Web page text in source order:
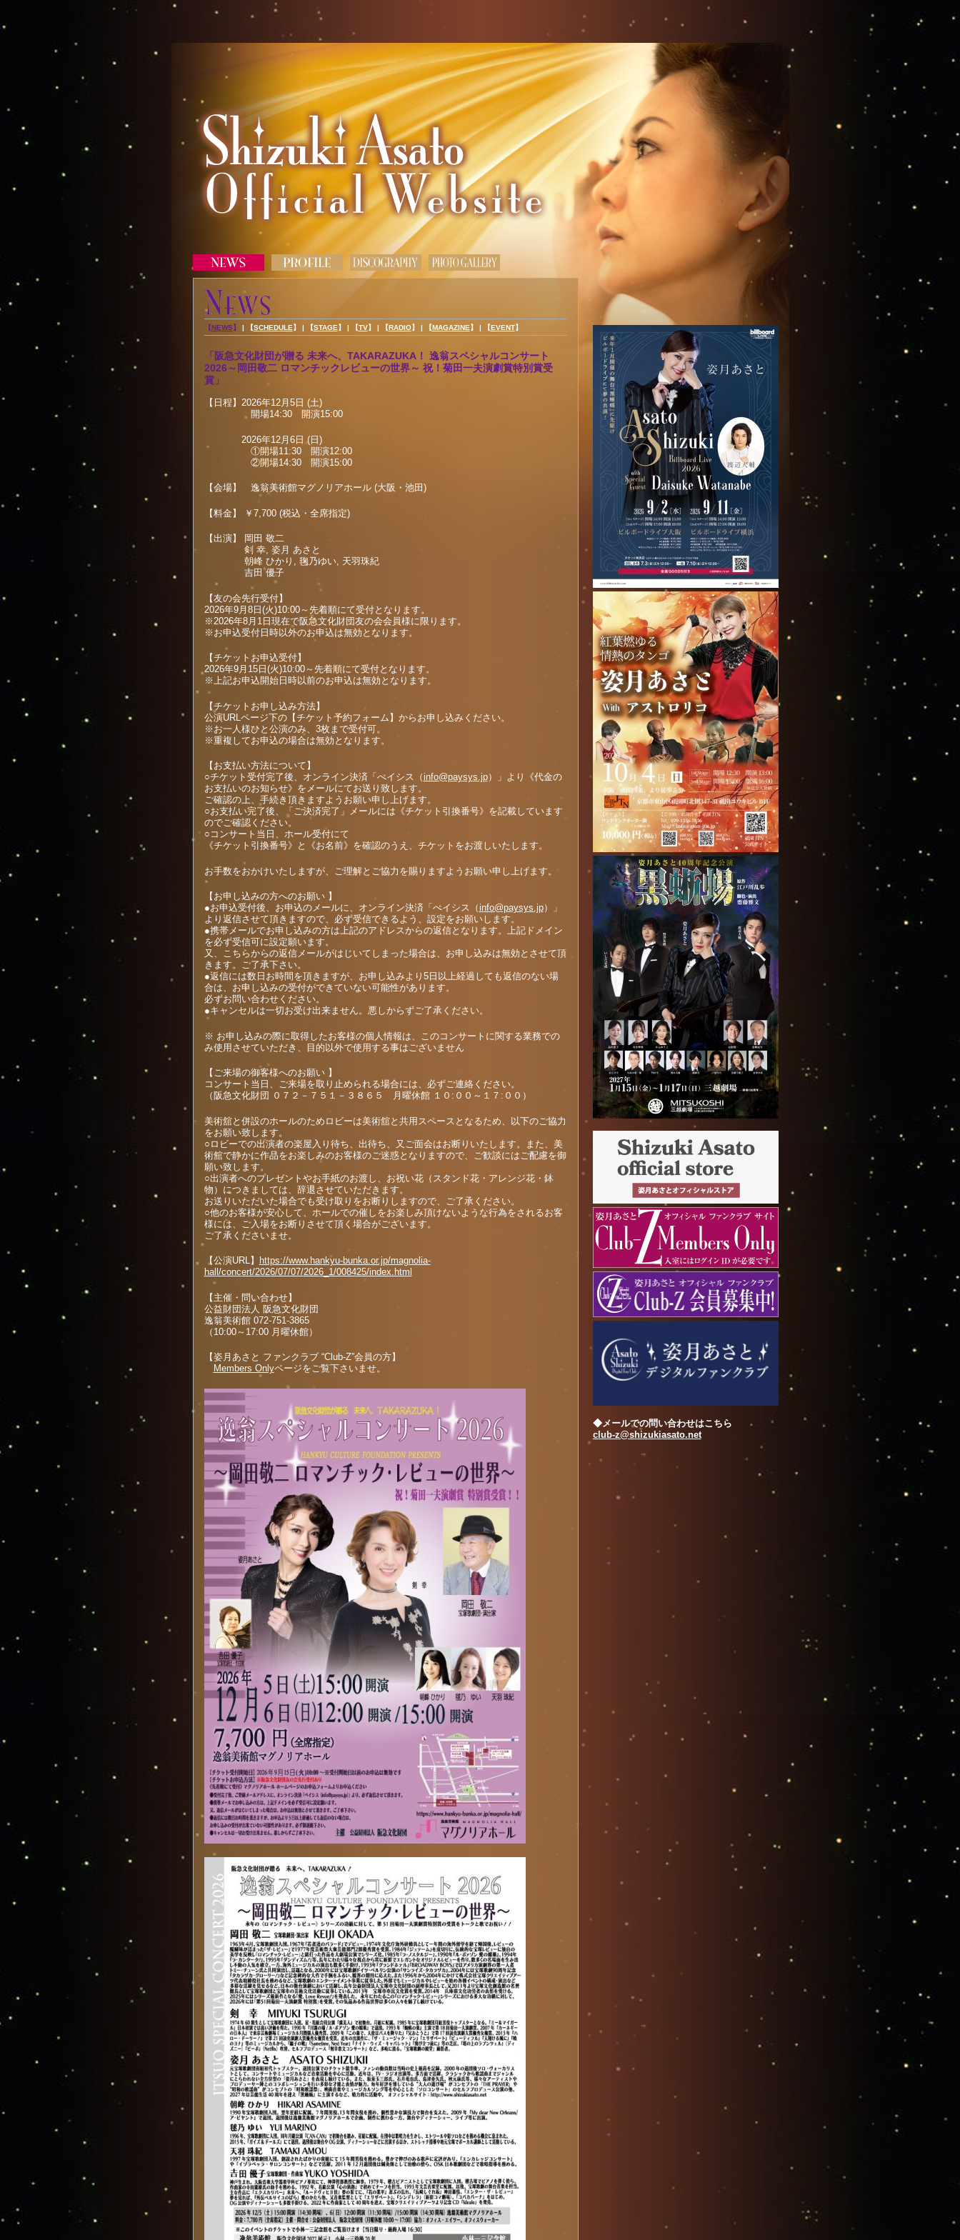
◆メールでの問い合わせはこちら
club-z@shizukiasato.net
【NEWS 】 | 【SCHEDULE】 | 【STAGE】 | 【TV】 | 【RADIO】 | 【MAGAZINE】 | 【EVENT】
「阪急文化財団が贈る 未来へ、TAKARAZUKA！ 逸翁スペシャルコンサート
2026～岡田敬二 ロマンチックレビューの世界～ 祝！菊田一夫演劇賞特別賞受
賞」
【日程】2026年12月5日 (土)
開場14:30 開演15:00
2026年12月6日 (日)
①開場11:30 開演12:00
②開場14:30 開演15:00
【会場】 逸翁美術館マグノリアホール (大阪・池田)
【料金】 ￥7,700 (税込・全席指定)
【出演】 岡田 敬二
剣 幸, 姿月 あさと
朝峰 ひかり, 毱乃ゆい, 天羽珠紀
吉田 優子
【友の会先行受付】
2026年9月8日(火)10:00～先着順にて受付となります。
※2026年8月1日現在で阪急文化財団友の会会員様に限ります。
※お申込受付日時以外のお申込は無効となります。
【チケットお申込受付】
2026年9月15日(火)10:00～先着順にて受付となります。
※上記お申込開始日時以前のお申込は無効となります。
【チケットお申し込み方法】
公演URLページ下の【チケット予約フォーム】からお申し込みください。
※お一人様ひと公演のみ、3枚まで受付可。
※重複してお申込の場合は無効となります。
【お支払い方法について】
○チケット受付完了後、オンライン決済「ぺイシス（info@paysys.jp）」より《代金の
お支払いのお知らせ》をメールにてお送り致します。
ご確認の上、手続き頂きますようお願い申し上げます。
○お支払い完了後、「ご決済完了」メールには《チケット引換番号》を記載しています
のでご確認ください。
○コンサート当日、ホール受付にて
《チケット引換番号》と《お名前》を確認のうえ、チケットをお渡しいたします。
お手数をおかけいたしますが、ご理解とご協力を賜りますようお願い申し上げます。
【お申し込みの方へのお願い 】
●お申込受付後、お申込のメールに、オンライン決済「ぺイシス（info@paysys.jp）」
より返信させて頂きますので、必ず受信できるよう、設定をお願いします。
●携帯メールでお申し込みの方は上記のアドレスからの返信となります。上記ドメイン
を必ず受信可に設定願います。
又、こちらからの返信メールがはじいてしまった場合は、お申し込みは無効とさせて頂
きます。ご了承下さい。
●返信には数日お時間を頂きますが、お申し込みより5日以上経過しても返信のない場
合は、お申し込みの受付ができていない可能性があります。
必ずお問い合わせください。
●キャンセルは一切お受け出来ません。悪しからずご了承ください。
※ お申し込みの際に取得したお客様の個人情報は、このコンサートに関する業務での
み使用させていただき、目的以外で使用する事はございません
【ご来場の御客様へのお願い 】
コンサート当日、ご来場を取り止められる場合には、必ずご連絡ください。
（阪急文化財団 ０７２－７５１－３８６５ 月曜休館 １０:００～１７:００）
美術舘と併設のホールのためロビーは美術舘と共用スペースとなるため、以下のご協力
をお願い致します。
○ロビーでの出演者の楽屋入り待ち、出待ち、又ご面会はお断りいたします。また、美
術舘で静かに作品をお楽しみのお客様のご迷惑となりますので、ご歓談にはご配慮を御
願い致します。
○出演者へのプレゼントやお手紙のお渡し、お祝い花（スタンド花・アレンジ花・鉢
物）につきましては、辞退させていただきます。
お送りいただいた場合でも受け取りをお断りしますので、ご了承ください。
○他のお客様が安心して、ホールでの催しをお楽しみ頂けないような行為をされるお客
様には、ご入場をお断りさせて頂く場合がございます。
ご了承くださいませ。
【公演URL】
https://www.hankyu-bunka.or.jp/magnolia-
hall/concert/2026/07/07/2026_1/008425/index.html
【主催・問い合わせ】
公益財団法人 阪急文化財団
逸翁美術館 072-751-3865
（10:00～17:00 月曜休館）
【姿月あさと ファンクラブ “Club-Z”会員の方】
Members Onlyページをご覧下さいませ。